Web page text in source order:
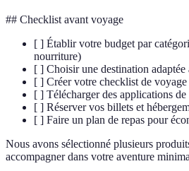
## Checklist avant voyage
[ ] Établir votre budget par
nourriture)
[ ] Choisir une destination adaptée
[ ] Créer votre checklist de voyage
[ ] Télécharger des applications
[ ] Réserver vos billets et
[ ] Faire un plan de repas pour
Nous avons sélectionné plusieurs
accompagner dans votre aventure